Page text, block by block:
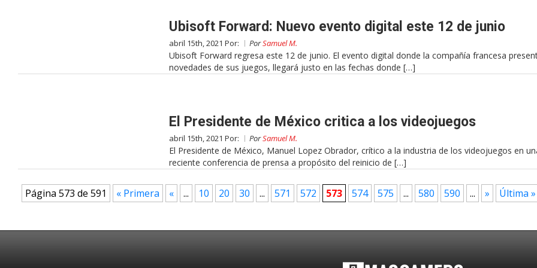
Ubisoft Forward: Nuevo evento digital este 12 de junio
abril 15th, 2021 Por: PorSamuel M.
Ubisoft Forward regresa este 12 de junio. El evento digital donde la compañía francesa
novedades de sus juegos, llegará justo en las fechas donde […]
El Presidente de México critica a los videojuegos
abril 15th, 2021 Por: PorSamuel M.
El Presidente de México, Manuel Lopez Obrador, crítico a la industria de los videojuegos en
reciente conferencia de prensa a propósito del reinicio de […]
Página 573 de 591 « Primera « ... 10 20 30 ... 571 572 573 574 575 ... 580 590 ... » Última »